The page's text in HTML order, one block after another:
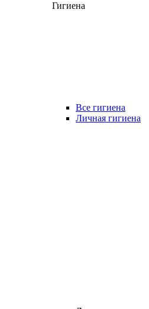
Гигиена
Все гигиена
Личная гигиена